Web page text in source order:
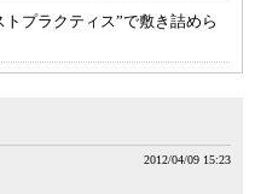
プラクティス”で敷き詰めら
2012/04/09 15:23